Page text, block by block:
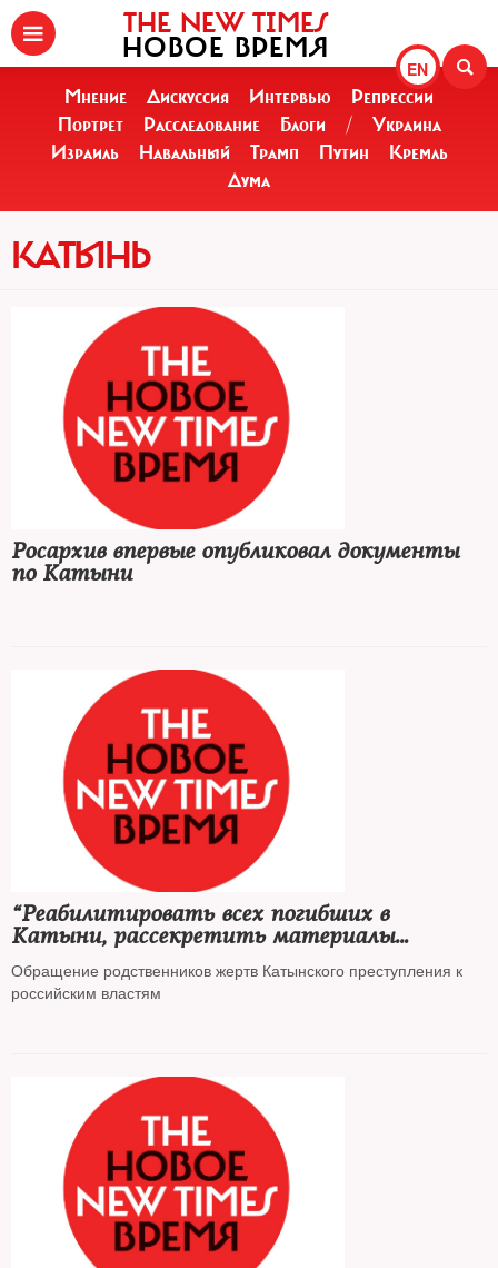
EN
THE NEW TIMES
НОВОЕ ВРЕМЯ
Мнение Дискуссия Интервью
Репрессии
Портрет
Расследование Блоги /
Украина
Израиль
Навальный Трамп Путин
Кремль
Дума
КАТЫНЬ
Росархив впервые опубликовал документы
по Катыни
“Реабилитировать всех погибших в
Катыни, рассекретить материалы
уголовного дела...!"
Обращение родственников жертв Катынского преступления к
российским властям